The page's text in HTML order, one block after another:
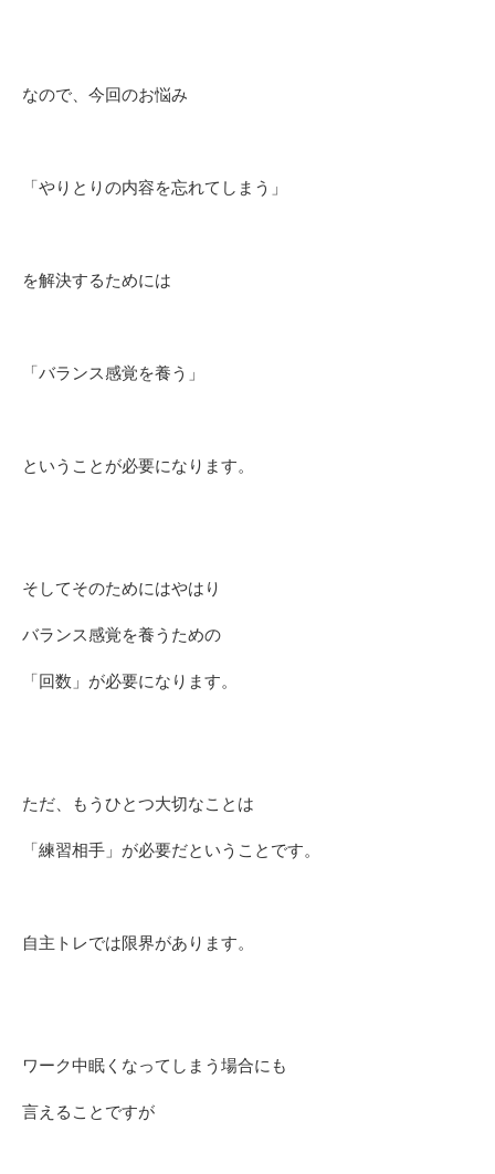
なので、今回のお悩み
「やりとりの内容を忘れてしまう」
を解決するためには
「バランス感覚を養う」
ということが必要になります。
そしてそのためにはやはり
バランス感覚を養うための
「回数」が必要になります。
ただ、もうひとつ大切なことは
「練習相手」が必要だということです。
自主トレでは限界があります。
ワーク中眠くなってしまう場合にも
言えることですが